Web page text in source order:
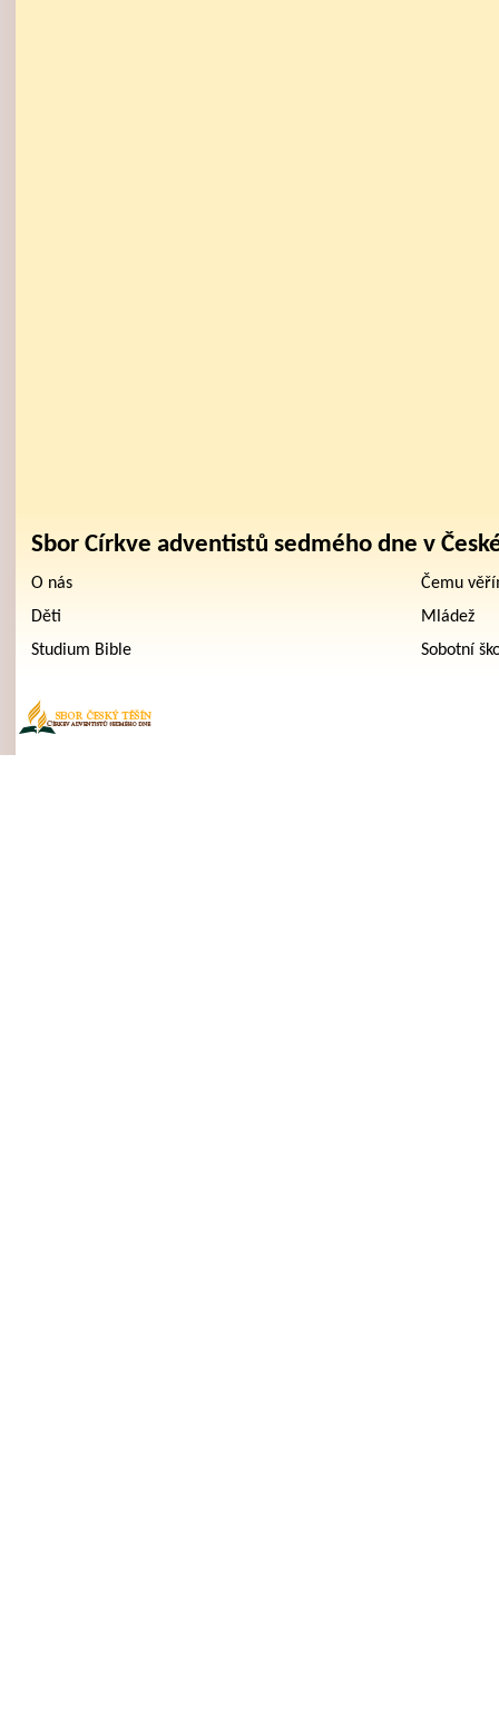
Sbor Církve adventistů sedmého dne v
O nás
Čemu
Děti
Mládež
Studium Bible
Sobotní